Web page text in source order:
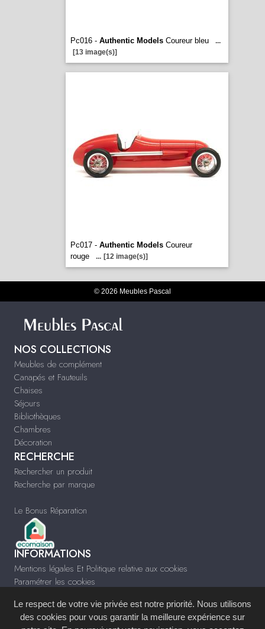
Pc016 - Authentic ModelsCoureur bleu
...
[13 image(s)]
Pc017 - Authentic ModelsCoureur
rouge
... [12 image(s)]
© 2026 Meubles Pascal
NOS COLLECTIONS
Meubles de complément
Canapés et Fauteuils
Chaises
Séjours
Bibliothèques
Chambres
Décoration
RECHERCHE
Rechercher un produit
Recherche par marque
Le Bonus Réparation
INFORMATIONS
Mentions légales Et Politique relative aux cookies
Paramétrer les cookies
www.meubles-pascal.fr
Le respect de votre vie privée est notre priorité. Nous utilisons
des cookies pour vous garantir la meilleure expérience sur